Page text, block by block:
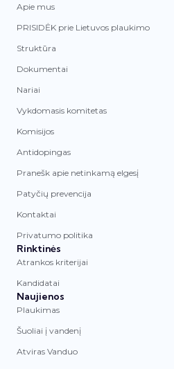
Apie mus
PRISIDĖK prie Lietuvos plaukimo
Struktūra
Dokumentai
Nariai
Vykdomasis komitetas
Komisijos
Antidopingas
Pranešk apie netinkamą elgesį
Patyčių prevencija
Kontaktai
Privatumo politika
Rinktinės
Atrankos kriterijai
Kandidatai
Naujienos
Plaukimas
Šuoliai į vandenį
Atviras Vanduo